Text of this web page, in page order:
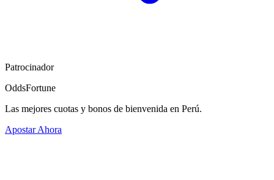
Patrocinador
OddsFortune
Las mejores cuotas y bonos de bienvenida en Perú.
Apostar Ahora